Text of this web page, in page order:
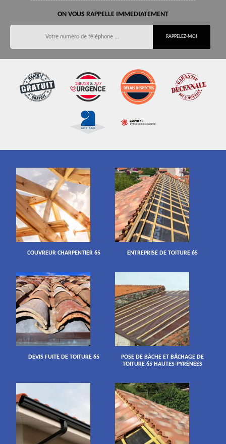
ON VOUS RAPPELLE IMMEDIATEMENT
COUVREUR CHARPENTIER 65 ENTREPRISE DE TOITURE 65
DEVIS FUITE DE TOITURE 65
POSE DE BÂCHE ET BÂCHAGE DE
TOITURE 65 HAUTES-PYRÉNÉES